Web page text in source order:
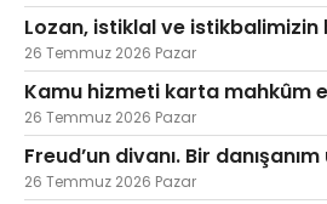
Lozan, istiklal ve istikbalimizin
26 Temmuz 2026 Pazar
Kamu hizmeti karta mahkûm
26 Temmuz 2026 Pazar
Freud’un divanı. Bir danışanım
26 Temmuz 2026 Pazar